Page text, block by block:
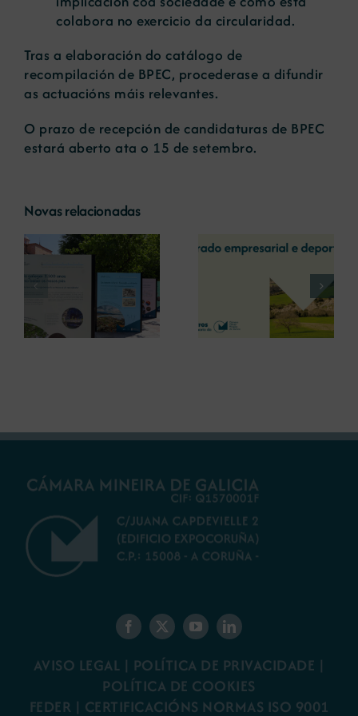
colabora no exercicio da circularidad.
Tras a elaboración do catálogo de
recompilación de BPEC, procederase a difundir
as actuacións máis relevantes.
O prazo de recepción de candidaturas de BPEC
estará aberto ata o 15 de setembro.
Novas relacionadas
A COMG reúne a
dous líderes
empresarias con
motivo do seu
Centenario para
debater sobre o
A OIPE e o
CRETUS
presentan as
últimas
innovacións en
restauración
AVISO LEGAL | POLÍTICA DE PRIVACIDADE |
POLÍTICA DE COOKIES
FEDER | CERTIFICACIÓNS NORMAS ISO 9001